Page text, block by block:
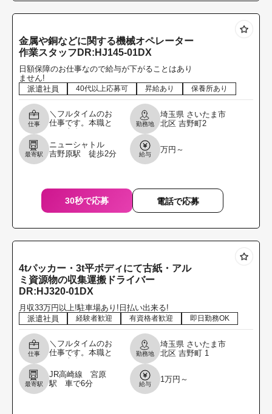
金属や銅などに関する機械オペレーター
作業スタッフDR:HJ145-01DX
日額保障のお仕事なので給与が下がることはあり
ません!
派遣社員
40代以上応募可 昇給あり 保養所あり
仕事
＼フルタイムのお
仕事です。本職と
る方を募集しま
す。／ 金属や銅な
どに関する機械オ
勤務地
埼玉県 さいたま市
北区 吉野町2
最寄駅
ニューシャトル
吉野原駅 徒歩2分
給与
万円～
30秒で応募 電話で応募
4tパッカー・3t平ボディにて古紙・アル
ミ資源物の収集運搬ドライバー
DR:HJ320-01DX
月収33万円以上!駐車場あり!日払い出来る!
派遣社員
経験者歓迎 有資格者歓迎 即日勤務OK
仕事
＼フルタイムのお
仕事です。本職と
る方を募集しま
す。／ 4tパッカ
ー・3t平ボディに
勤務地
埼玉県 さいたま市
北区 吉野町 1
最寄駅
JR高崎線 宮原
駅 車で6分
給与
1万円～